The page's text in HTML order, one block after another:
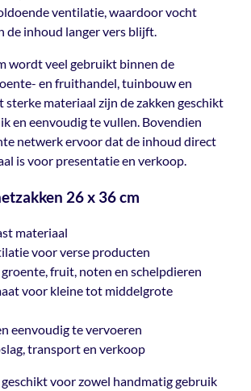
wordt veel gebruikt binnen de
en fruithandel, tuinbouw en
sterke materiaal zijn de zakken
gebruik en eenvoudig te vullen.
transparante netwerk ervoor dat de
is, wat ideaal is voor presentatie
voor verse producten
fruit, noten en schelpdieren
voor kleine tot middelgrote
eenvoudig te vervoeren
transport en verkoop
verpakken. Door de combinatie
ventilatie, waardoor vocht
de inhoud langer vers blijft.
wordt veel gebruikt binnen de
en fruithandel, tuinbouw en
sterke materiaal zijn de zakken geschikt
en eenvoudig te vullen. Bovendien
netwerk ervoor dat de inhoud direct
is voor presentatie en verkoop.
26 x 36 cm
materiaal
voor verse producten
fruit, noten en schelpdieren
voor kleine tot middelgrote
eenvoudig te vervoeren
transport en verkoop
voor zowel handmatig gebruik